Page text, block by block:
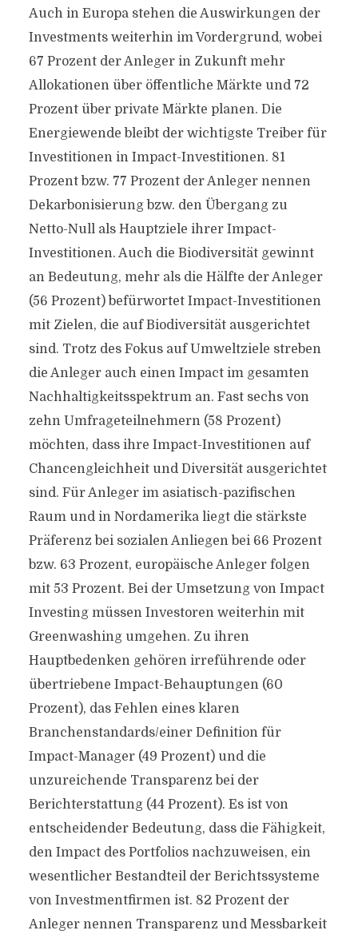
Auch in Europa stehen die Auswirkungen der
Investments weiterhin im Vordergrund, wobei
67 Prozent der Anleger in Zukunft mehr
Allokationen über öffentliche Märkte und 72
Prozent über private Märkte planen. Die
Energiewende bleibt der wichtigste Treiber für
Investitionen in Impact-Investitionen. 81
Prozent bzw. 77 Prozent der Anleger nennen
Dekarbonisierung bzw. den Übergang zu
Netto-Null als Hauptziele ihrer Impact-
Investitionen. Auch die Biodiversität gewinnt
an Bedeutung, mehr als die Hälfte der Anleger
(56 Prozent) befürwortet Impact-Investitionen
mit Zielen, die auf Biodiversität ausgerichtet
sind. Trotz des Fokus auf Umweltziele streben
die Anleger auch einen Impact im gesamten
Nachhaltigkeitsspektrum an. Fast sechs von
zehn Umfrageteilnehmern (58 Prozent)
möchten, dass ihre Impact-Investitionen auf
Chancengleichheit und Diversität ausgerichtet
sind. Für Anleger im asiatisch-pazifischen
Raum und in Nordamerika liegt die stärkste
Präferenz bei sozialen Anliegen bei 66 Prozent
bzw. 63 Prozent, europäische Anleger folgen
mit 53 Prozent. Bei der Umsetzung von Impact
Investing müssen Investoren weiterhin mit
Greenwashing umgehen. Zu ihren
Hauptbedenken gehören irreführende oder
übertriebene Impact-Behauptungen (60
Prozent), das Fehlen eines klaren
Branchenstandards/einer Definition für
Impact-Manager (49 Prozent) und die
unzureichende Transparenz bei der
Berichterstattung (44 Prozent). Es ist von
entscheidender Bedeutung, dass die Fähigkeit,
den Impact des Portfolios nachzuweisen, ein
wesentlicher Bestandteil der Berichtssysteme
von Investmentfirmen ist. 82 Prozent der
Anleger nennen Transparenz und Messbarkeit